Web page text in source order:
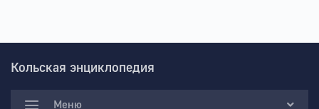
Кольская энциклопедия
Меню